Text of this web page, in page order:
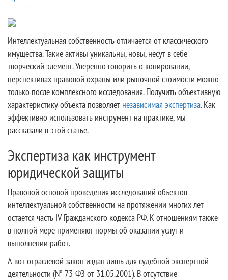
Интеллектуальная собственность отличается от классического
имущества. Такие активы уникальны, новы, несут в себе
творческий элемент. Уверенно говорить о копировании,
перспективах правовой охраны или рыночной стоимости можно
только после комплексного исследования. Получить объективную
характеристику объекта позволяет независимая экспертиза. Как
эффективно использовать инструмент на практике, мы
рассказали в этой статье.
Экспертиза как инструмент
юридической защиты
Правовой основой проведения исследований объектов
интеллектуальной собственности на протяжении многих лет
остается часть IV Гражданского кодекса РФ. К отношениям также
в полной мере применяют нормы об оказании услуг и
выполнении работ.
А вот отраслевой закон издан лишь для судебной экспертной
деятельности (№ 73-ФЗ от 31.05.2001). В отсутствие